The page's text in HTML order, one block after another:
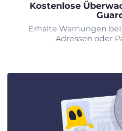
Kostenlose
Erhalte Warnungen
Adressen oder